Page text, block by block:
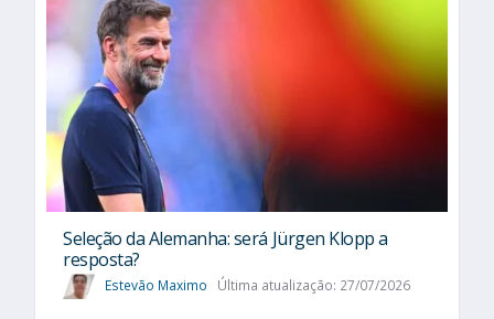
Seleção da Alemanha: será Jürgen Klopp a
resposta?
Estevão Maximo Última atualização: 27/07/2026